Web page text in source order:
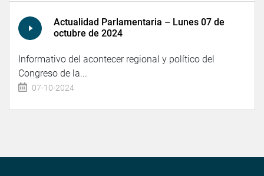
Actualidad Parlamentaria – Lunes 07 de
octubre de 2024
Informativo del acontecer regional y político del
Congreso de la...
07-10-2024